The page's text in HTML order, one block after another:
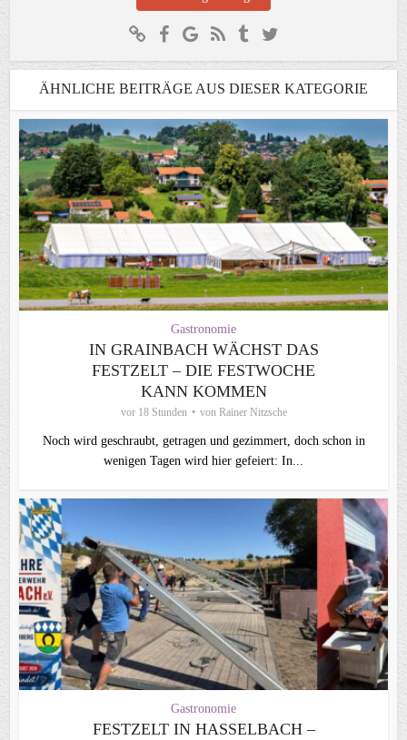
ÄHNLICHE BEITRÄGE AUS DIESER KATEGORIE
Gastronomie
IN GRAINBACH WÄCHST DAS
FESTZELT – DIE FESTWOCHE
KANN KOMMEN
vor 18 Stunden von Rainer Nitzsche
Noch wird geschraubt, getragen und gezimmert, doch schon in
wenigen Tagen wird hier gefeiert: In...
Gastronomie
FESTZELT IN HASSELBACH –